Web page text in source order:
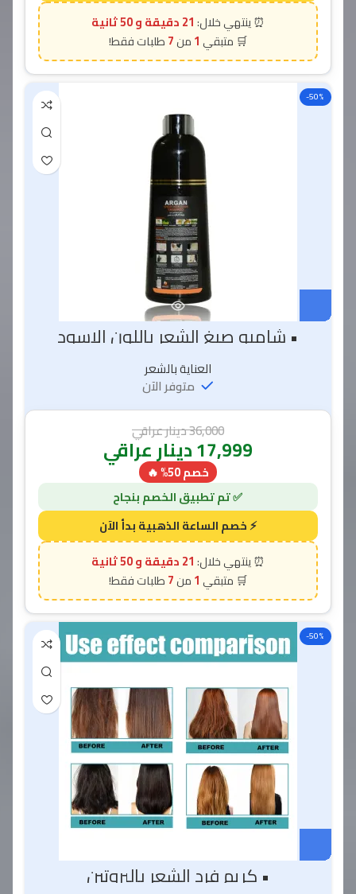
21 دقيقة و 49 ثانية
1
7
-50%
• شامبو صبغ الشعر باللون الاسود
العناية بالشعر
متوفر الآن
36,000دينار عراقي
17,999دينار عراقي
خصم 50% 🔥
21 دقيقة و 49 ثانية
1
7
-50%
• كريم فرد الشعر بالبروتين